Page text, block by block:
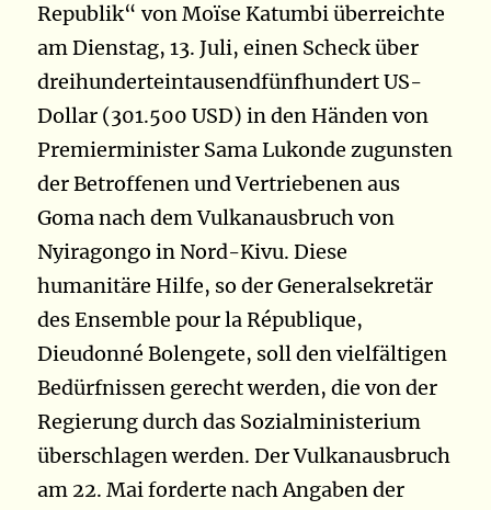
Republik“ von Moïse Katumbi überreichte
am Dienstag, 13. Juli, einen Scheck über
dreihunderteintausendfünfhundert US-
Dollar (301.500 USD) in den Händen von
Premierminister Sama Lukonde zugunsten
der Betroffenen und Vertriebenen aus
Goma nach dem Vulkanausbruch von
Nyiragongo in Nord-Kivu. Diese
humanitäre Hilfe, so der Generalsekretär
des Ensemble pour la République,
Dieudonné Bolengete, soll den vielfältigen
Bedürfnissen gerecht werden, die von der
Regierung durch das Sozialministerium
überschlagen werden. Der Vulkanausbruch
am 22. Mai forderte nach Angaben der